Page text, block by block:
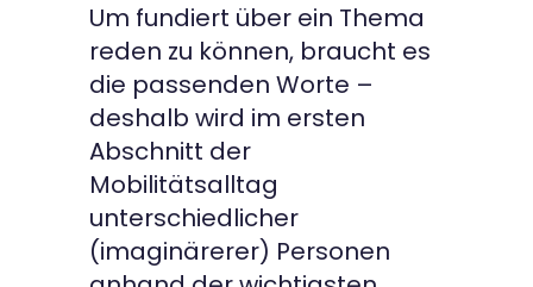
Um fundiert über ein Thema
reden zu können, braucht es
die passenden Worte –
deshalb wird im ersten
Abschnitt der
Mobilitätsalltag
unterschiedlicher
(imaginärerer) Personen